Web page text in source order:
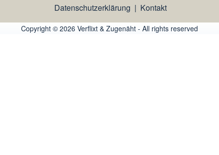
Datenschutzerklärung | Kontakt
Copyright © 2026 Verflixt & Zugenäht - All rights reserved